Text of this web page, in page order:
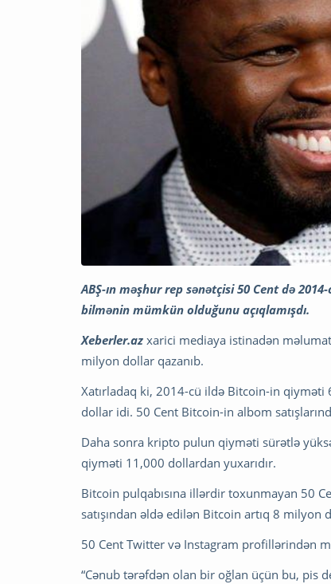
ABŞ-ın məşhur rep sənətçisi 50 Cent də
bilmənin mümkün olduğunu açıqlamışdı.
Xeberler.az xarici mediaya istinadən
milyon dollar qazanıb.
Xatırladaq ki, 2014-cü ildə Bitcoin-in
dollar idi. 50 Cent Bitcoin-in albom
Daha sonra kripto pulun qiyməti sürətlə
qiyməti 11,000 dollardan yuxarıdır.
Bitcoin pulqabısına illərdir toxunmayan 50
satışından əldə edilən Bitcoin artıq 8 milyon
50 Cent Twitter və Instagram profillərindən
“Cənub tərəfdən olan bir oğlan üçün bu,